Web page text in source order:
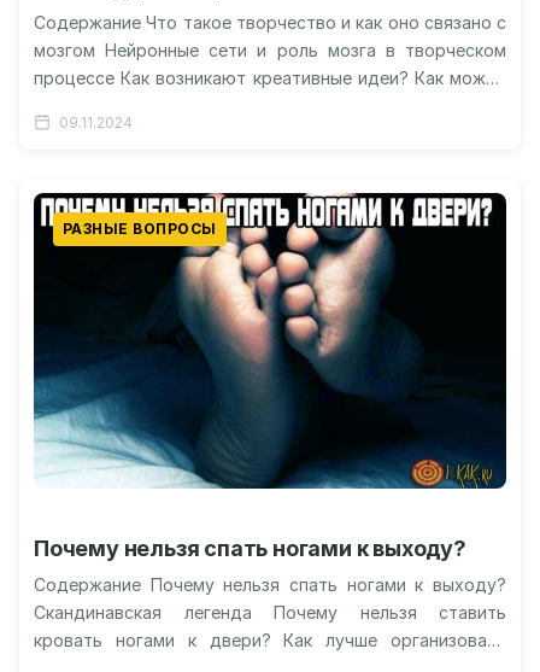
Содержание Что такое творчество и как оно связано с
мозгом Нейронные сети и роль мозга в творческом
процессе Как возникают креативные идеи? Как можно
09.11.2024
РАЗНЫЕ ВОПРОСЫ
Почему нельзя спать ногами к выходу?
Содержание Почему нельзя спать ногами к выходу?
Скандинавская легенда Почему нельзя ставить
кровать ногами к двери? Как лучше организовать